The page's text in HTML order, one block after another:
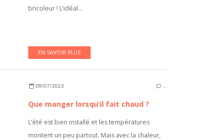
bricoleur ! L’idéal...
EN SAVOIR PLUS
09/07/2023 …
Que manger lorsqu’il fait chaud ?
L’été est bien installé et les températures
montent un peu partout. Mais avec la chaleur,